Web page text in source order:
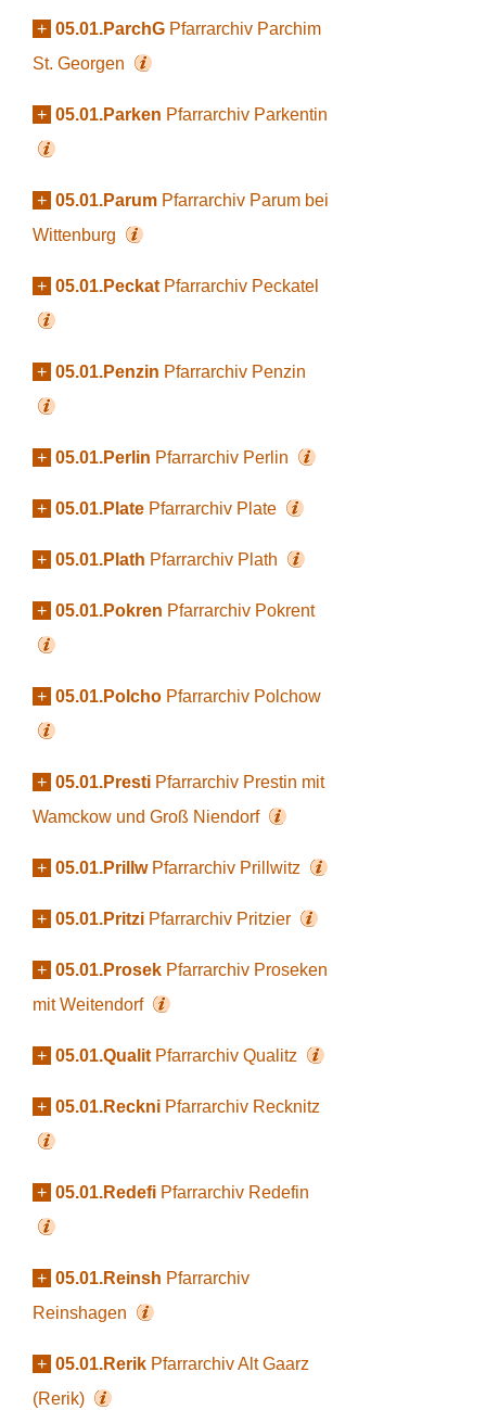
+ 05.01.ParchG Pfarrarchiv Parchim
St. Georgen
+ 05.01.Parken Pfarrarchiv Parkentin
+ 05.01.Parum Pfarrarchiv Parum bei
Wittenburg
+ 05.01.Peckat Pfarrarchiv Peckatel
+ 05.01.Penzin Pfarrarchiv Penzin
+ 05.01.Perlin Pfarrarchiv Perlin
+ 05.01.Plate Pfarrarchiv Plate
+ 05.01.Plath Pfarrarchiv Plath
+ 05.01.Pokren Pfarrarchiv Pokrent
+ 05.01.Polcho Pfarrarchiv Polchow
+ 05.01.Presti Pfarrarchiv Prestin mit
Wamckow und Groß Niendorf
+ 05.01.Prillw Pfarrarchiv Prillwitz
+ 05.01.Pritzi Pfarrarchiv Pritzier
+ 05.01.Prosek Pfarrarchiv Proseken
mit Weitendorf
+ 05.01.Qualit Pfarrarchiv Qualitz
+ 05.01.Reckni Pfarrarchiv Recknitz
+ 05.01.Redefi Pfarrarchiv Redefin
+ 05.01.Reinsh Pfarrarchiv
Reinshagen
+ 05.01.Rerik Pfarrarchiv Alt Gaarz
(Rerik)